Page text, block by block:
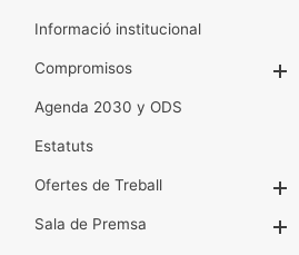
Informació institucional
Compromisos
Agenda 2030 y ODS
Estatuts
Ofertes de Treball
Sala de Premsa